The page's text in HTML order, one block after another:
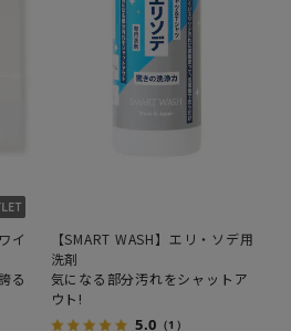
イ
る
【SMART WASH】エリ・ソデ用
洗剤
気になる部分汚れをシャットア
ウト!
5.0 （1）